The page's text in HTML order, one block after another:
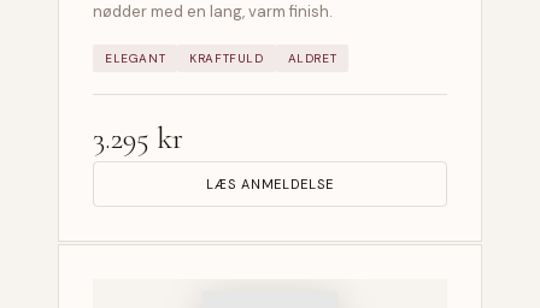
nødder med en lang, varm finish.
ELEGANT KRAFTFULD ALDRET
3.295 kr
LÆS ANMELDELSE